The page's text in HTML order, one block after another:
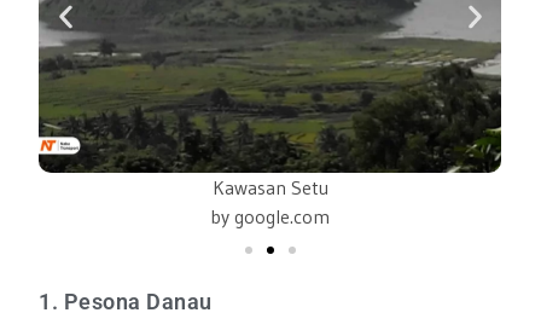
Kawasan Setu
by google.com
1. Pesona Danau